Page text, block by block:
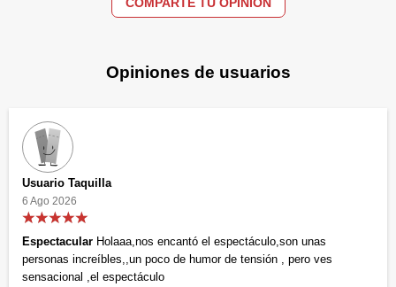
COMPARTE TU OPINIÓN
Opiniones de usuarios
Usuario Taquilla
6 Ago 2026
Espectacular Holaaa,nos encantó el espectáculo,son unas
personas increíbles,,un poco de humor de tensión , pero ves
sensacional ,el espectáculo